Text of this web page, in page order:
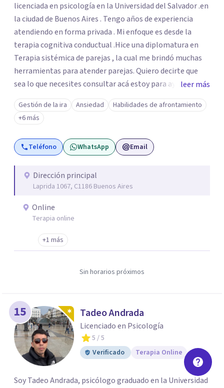
licenciada en psicología en la Universidad del Salvador .en
la ciudad de Buenos Aires . Tengo años de experiencia
atendiendo en forma privada . Mi enfoque es desde la
terapia cognitiva conductual .Hice una diplomatura en
Terapia sistémica de parejas , la cual me brindó muchas
herramientas para atender parejas. Quiero decirte que
sea lo que necesites consultar acá estoy para ayudarte .
Pedir ayuda es el gran paso que te saca de donde estás ,
con paciencia iremos trabajando los pensamientos y las
emociones y así poco a poco marcar un camino de
bienestar .
leer más
Gestión de la ira Ansiedad
Habilidades de afrontamiento
+6 más
Teléfono WhatsApp Email
Dirección principal
Laprida 1067, C1186 Buenos Aires
Online
Terapia online
+1 más
Sin horarios próximos
15 Tadeo Andrada
Licenciado en Psicología
5 / 5
Verificado
Terapia Online
Soy Tadeo Andrada, psicólogo graduado en la Universidad